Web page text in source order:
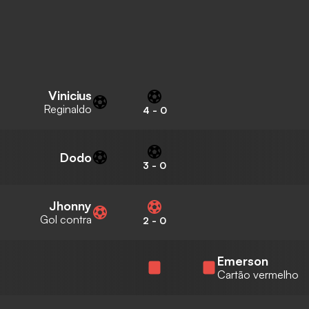
Vinicius
Reginaldo 4 - 0
Dodo
3 - 0
Jhonny
Gol contra 2 - 0
Emerson
Cartão vermelho